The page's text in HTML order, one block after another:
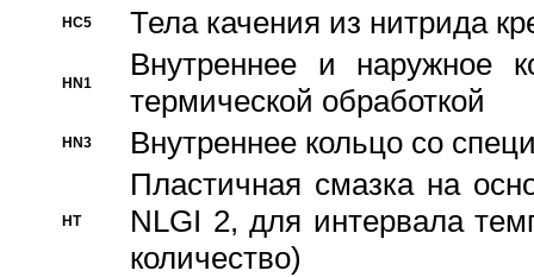
HC5 Тела качения из нитрида
HN1
Bнутреннее и наружное
термической обработкой
HN3 Внутреннее кольцо со
HT
Пластичная смазка на
NLGI 2, для интервала
количество)